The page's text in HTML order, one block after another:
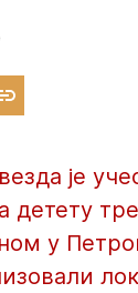
је
детету
у